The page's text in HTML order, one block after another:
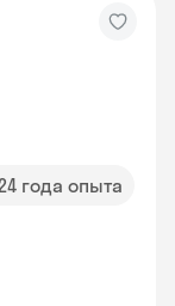
года опыта